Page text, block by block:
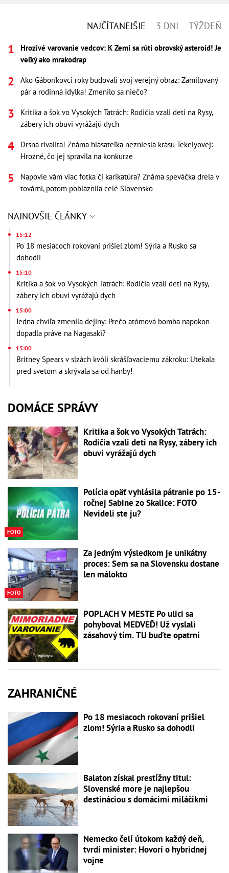
NAJČÍTANEJŠIE 3 DNI TÝŽDEŇ
Hrozivé varovanie vedcov: K Zemi sa rúti obrovský asteroid! Je
veľký ako mrakodrap
Ako Gáboríkovci roky budovali svoj verejný obraz: Zamilovaný
pár a rodinná idylka! Zmenilo sa niečo?
Kritika a šok vo Vysokých Tatrách: Rodičia vzali deti na Rysy,
zábery ich obuvi vyrážajú dych
Drsná rivalita! Známa hlásateľka nezniesla krásu Tekelyovej:
Hrozné, čo jej spravila na konkurze
Napovie vám viac fotka či karikatúra? Známa speváčka drela v
továrni, potom pobláznila celé Slovensko
NAJNOVŠIE ČLÁNKY
15:12
Po 18 mesiacoch rokovaní prišiel zlom! Sýria a Rusko sa
dohodli
15:10
Kritika a šok vo Vysokých Tatrách: Rodičia vzali deti na Rysy,
zábery ich obuvi vyrážajú dych
15:00
Jedna chvíľa zmenila dejiny: Prečo atómová bomba napokon
dopadla práve na Nagasaki?
15:00
Britney Spears v slzách kvôli skrášľovaciemu zákroku: Utekala
pred svetom a skrývala sa od hanby!
DOMÁCE SPRÁVY
Kritika a šok vo Vysokých Tatrách:
Rodičia vzali deti na Rysy, zábery ich
obuvi vyrážajú dych
FOTO
Polícia opäť vyhlásila pátranie po 15-
ročnej Sabine zo Skalice: FOTO
Nevideli ste ju?
FOTO
Za jedným výsledkom je unikátny
proces: Sem sa na Slovensku dostane
len málokto
POPLACH V MESTE Po ulici sa
pohyboval MEDVEĎ! Už vyslali
zásahový tím. TU buďte opatrní
ZAHRANIČNÉ
Po 18 mesiacoch rokovaní prišiel
zlom! Sýria a Rusko sa dohodli
Balaton získal prestížny titul:
Slovenské more je najlepšou
destináciou s domácimi miláčikmi
Nemecko čelí útokom každý deň,
tvrdí minister: Hovorí o hybridnej
vojne